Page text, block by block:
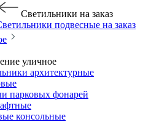
Светильники на заказ
подвесные на заказ
уличное
архитектурные
парковых фонарей
консольные